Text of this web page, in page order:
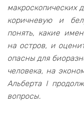
макроскопических
коричневую и
понять, какие
на остров, и
опасны для
человека, на
Альберта I
вопросы.